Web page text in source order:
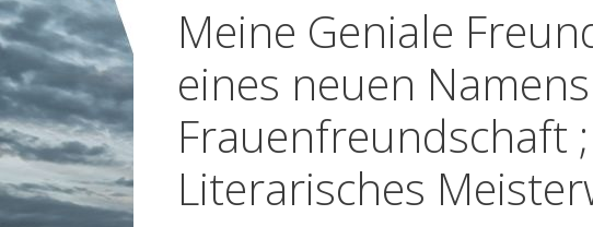
Meine Geniale
eines neuen
Frauenfreundschaft
Literarisches